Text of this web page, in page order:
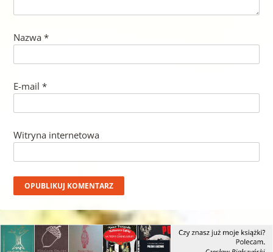
Nazwa *
E-mail *
Witryna internetowa